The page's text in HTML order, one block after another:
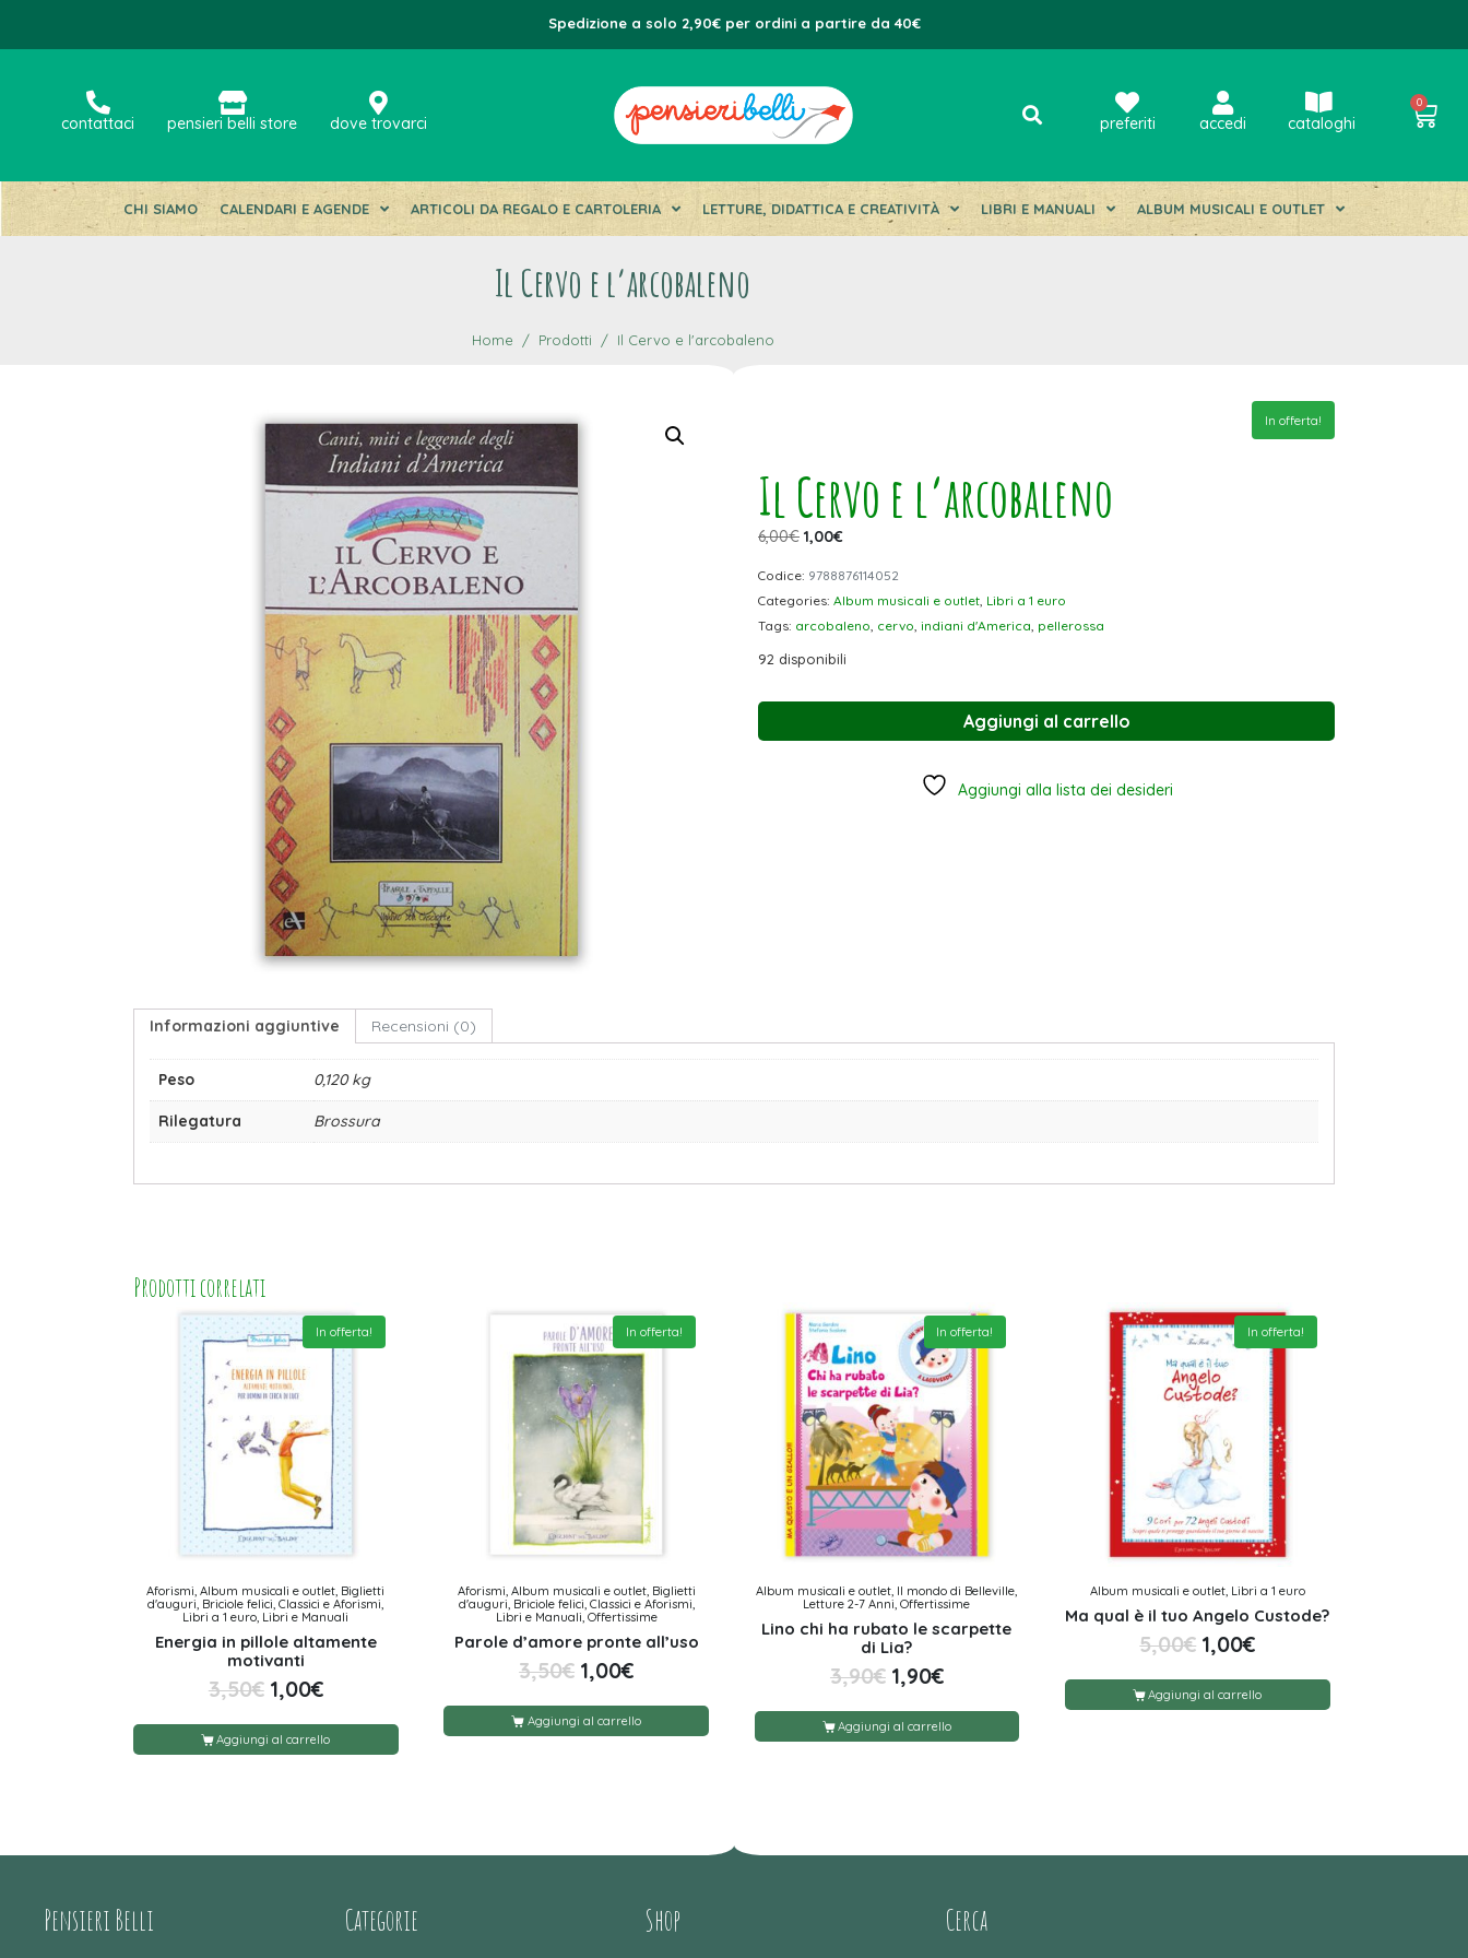
Spedizione a solo 2,90€ per ordini a partire da 40€
contattaci pensieri belli store dove trovarci preferiti accedi cataloghi
0
CHI SIAMO CALENDARI E AGENDE ARTICOLI DA REGALO E CARTOLERIA LETTURE, DIDATTICA E CREATIVITÀ LIBRI E MANUALI ALBUM MUSICALI E OUTLET
Il Cervo e l’arcobaleno
Home Prodotti Il Cervo e l'arcobaleno
In offerta!
Il Cervo e l’arcobaleno
6,00€ 1,00€
Codice: 9788876114052
Categories: Album musicali e outlet, Libri a 1 euro
Tags: arcobaleno, cervo, indiani d'America, pellerossa
92 disponibili
Aggiungi al carrello
Aggiungi alla lista dei desideri
Informazioni aggiuntive Recensioni (0)
Peso 0,120 kg
Rilegatura Brossura
Prodotti correlati
In offerta!
Aforismi, Album musicali e outlet, Biglietti
d'auguri, Briciole felici, Classici e Aforismi,
Libri a 1 euro, Libri e Manuali
Energia in pillole altamente
motivanti
3,50€ 1,00€
Aggiungi al carrello
In offerta!
Aforismi, Album musicali e outlet, Biglietti
d'auguri, Briciole felici, Classici e Aforismi,
Libri e Manuali, Offertissime
Parole d’amore pronte all’uso
3,50€ 1,00€
Aggiungi al carrello
In offerta!
Album musicali e outlet, Il mondo di Belleville,
Letture 2-7 Anni, Offertissime
Lino chi ha rubato le scarpette
di Lia?
3,90€ 1,90€
Aggiungi al carrello
In offerta!
Album musicali e outlet, Libri a 1 euro
Ma qual è il tuo Angelo Custode?
5,00€ 1,00€
Aggiungi al carrello
Pensieri Belli Categorie Shop Cerca